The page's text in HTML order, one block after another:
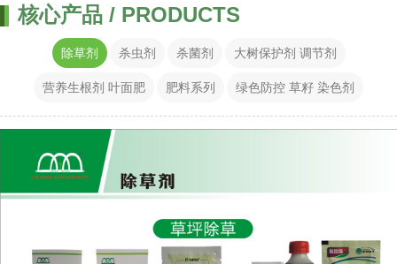
核心产品 / PRODUCTS
除草剂 杀虫剂 杀菌剂 大树保护剂 调节剂
营养生根剂 叶面肥 肥料系列 绿色防控 草籽 染色剂